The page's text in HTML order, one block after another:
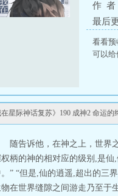
作 者
最后
看看预
可以给
在星际神话复苏》190 成神2 命运的
随告诉他，在神之上，世界
柄的神的相对应的级别,是
” “但是,仙的逍遥,超出的三
在世界缝隙之间游走乃至于